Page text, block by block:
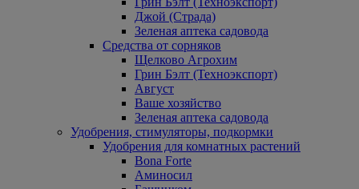
Джой (Страда)
Зеленая аптека садовода
Средства от сорняков
Щелково Агрохим
Грин Бэлт (Техноэкспорт)
Август
Ваше хозяйство
Зеленая аптека садовода
Удобрения, стимуляторы, подкормки
Удобрения для комнатных растений
Bona Forte
Аминосил